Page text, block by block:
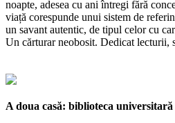
noapte, adesea cu ani întregi fără
viață corespunde unui sistem de
un savant autentic, de tipul celor cu
Un cărturar neobosit. Dedicat lecturii,
A doua casă: biblioteca